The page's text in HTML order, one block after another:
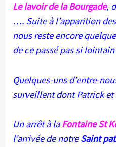
Le lavoir de la Bourgade,
…. Suite à l’apparition
nous reste encore
de ce passé pas si
Quelques-uns d’entre-
surveillent dont Patrick et
Un arrêt à laFontaine St
l’arrivée de notreSaint